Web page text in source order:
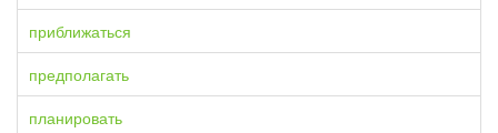
приближаться
предполагать
планировать